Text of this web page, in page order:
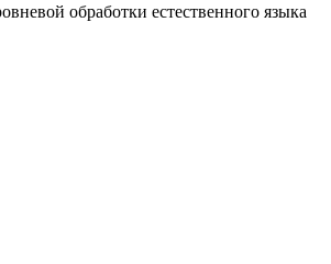
обработки естественного языка